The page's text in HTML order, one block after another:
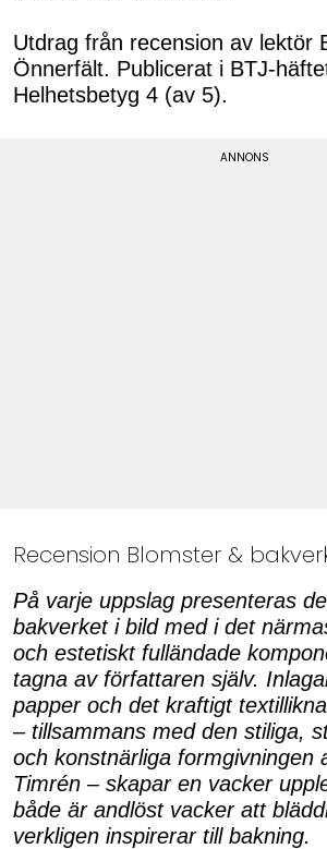
Utdrag från recension av lektör
Önnerfält. Publicerat i BTJ-
Helhetsbetyg 4 (av 5).
Recension Blomster &
På varje uppslag presenteras
bakverket i bild med i det
och estetiskt fulländade
tagna av författaren själv.
papper och det kraftigt
– tillsammans med den stiliga,
och konstnärliga formgivningen
Timrén – skapar en vacker
både är andlöst vacker att
verkligen inspirerar till bakning.